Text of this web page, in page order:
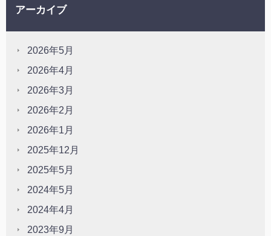
アーカイブ
2026年5月
2026年4月
2026年3月
2026年2月
2026年1月
2025年12月
2025年5月
2024年5月
2024年4月
2023年9月